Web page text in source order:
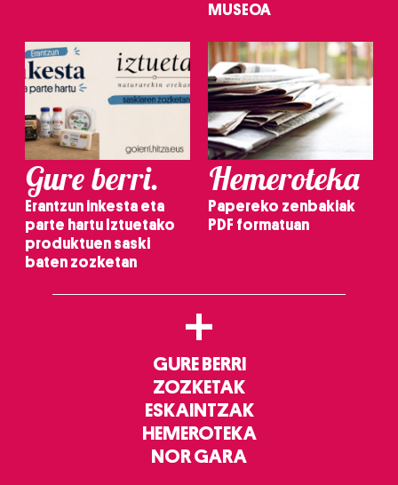
MUSEOA
Gure berri.
Erantzun inkesta eta
parte hartu Iztuetako
produktuen saski
baten zozketan
Hemeroteka
Papereko zenbakiak
PDF formatuan
+
GURE BERRI
ZOZKETAK
ESKAINTZAK
HEMEROTEKA
NOR GARA